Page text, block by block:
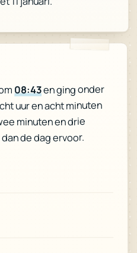
08:43en ging onder
uur en acht minuten
minuten en drie
de dag ervoor.